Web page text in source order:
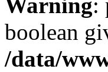
boolean
/data/